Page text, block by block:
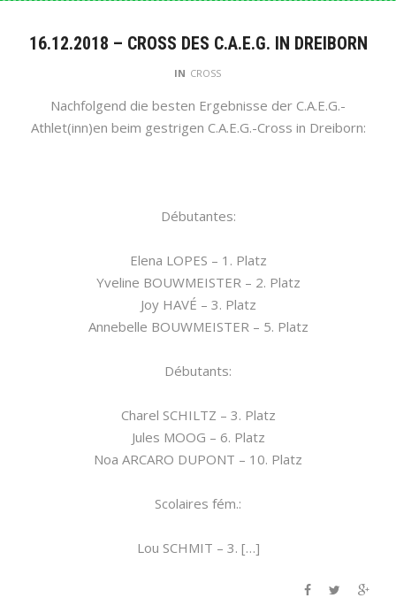
16.12.2018 – CROSS DES C.A.E.G. IN DREIBORN
IN CROSS
Nachfolgend die besten Ergebnisse der C.A.E.G.-
Athlet(inn)en beim gestrigen C.A.E.G.-Cross in Dreiborn:
Débutantes:
Elena LOPES – 1. Platz
Yveline BOUWMEISTER – 2. Platz
Joy HAVÉ – 3. Platz
Annebelle BOUWMEISTER – 5. Platz
Débutants:
Charel SCHILTZ – 3. Platz
Jules MOOG – 6. Platz
Noa ARCARO DUPONT – 10. Platz
Scolaires fém.:
Lou SCHMIT – 3. […]